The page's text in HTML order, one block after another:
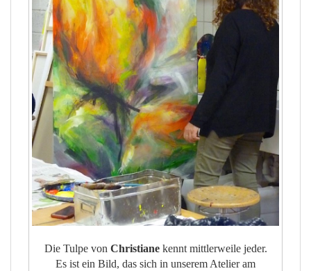
Die Tulpe von Christianekennt mittlerweile jeder.
Es ist ein Bild, das sich in unserem Atelier am